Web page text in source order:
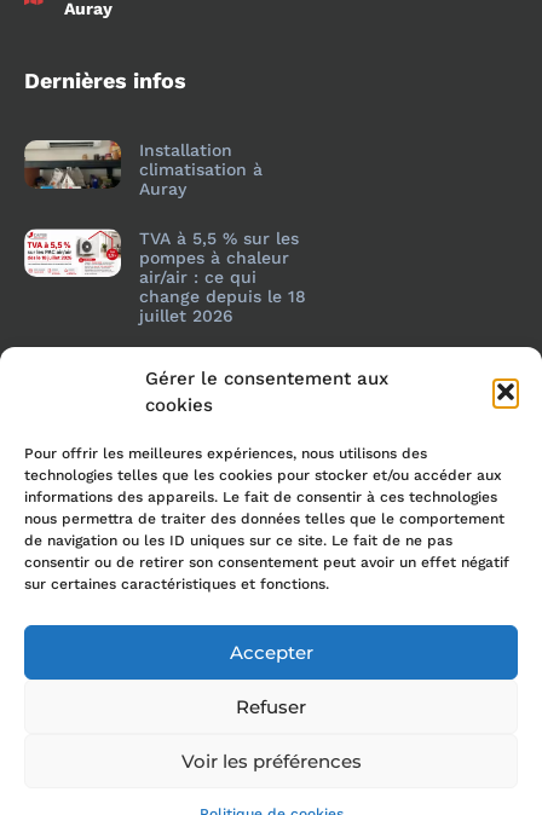
Gérer le consentement aux
cookies
Pour offrir les meilleures expériences, nous utilisons des
technologies telles que les cookies pour stocker et/ou accéder aux
informations des appareils. Le fait de consentir à ces technologies
nous permettra de traiter des données telles que le comportement
de navigation ou les ID uniques sur ce site. Le fait de ne pas
consentir ou de retirer son consentement peut avoir un effet négatif
sur certaines caractéristiques et fonctions.
Accepter
Refuser
Voir les préférences
Auray
Dernières infos
Installation
climatisation à
Auray
TVA à 5,5 % sur les
pompes à chaleur
air/air : ce qui
change depuis le 18
juillet 2026